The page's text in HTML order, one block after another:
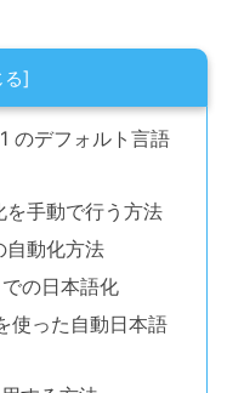
のデフォルト言語
手動で行う方法
自動化方法
の日本語化
使った自動日本語